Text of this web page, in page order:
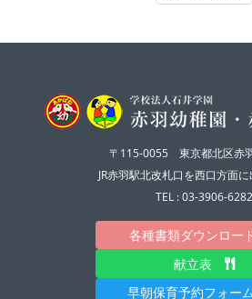
〒115-0055 東京都北区赤
JR赤羽駅北改札口を西口方面
TEL : 03-3906-6282
各種書類ダウンロー
献立表
早朝保育予約フォー